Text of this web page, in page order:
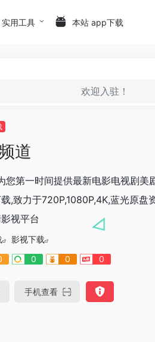
实用工具 本站 app下载
欢迎入驻！
道
您第一时间提供最新电影电视剧美
,致力于720P,1080P,4K,蓝光原盘
视平台
影视下载
0 0 0
手机查看